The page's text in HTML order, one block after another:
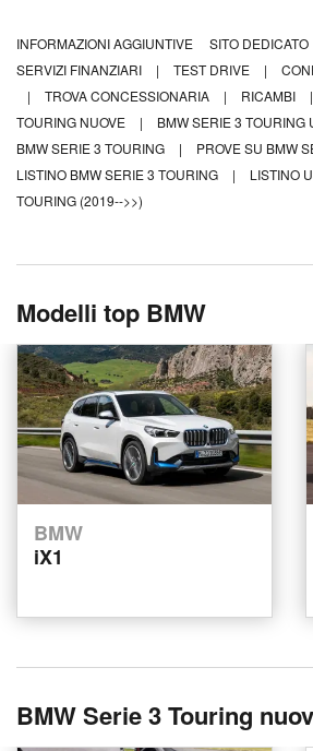
INFORMAZIONI AGGIUNTIVE SITO DEDICATO
SERVIZI FINANZIARI
| TEST DRIVE |
|
TROVA CONCESSIONARIA | RICAMBI |
TOURING NUOVE
| BMW SERIE 3 TOURING
BMW SERIE 3 TOURING
| PROVE SU BMW
LISTINO BMW SERIE 3 TOURING
|
LISTINO
TOURING (2019-->>)
Modelli top BMW
BMW
iX1
BMW Serie 3 Touring